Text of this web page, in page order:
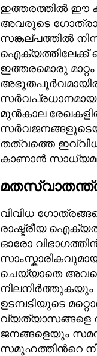
ഇത്തരത്തില്‍ ഈ
അവരുടെ
സങ്കല്പത്തില്‍
ഐക്യത്തിലേക്ക്
ഇത്തരമൊരു
മുന്‍കാല
തത്വത്തെ ഇവ്വിധം
കാണാന്‍
വിവിധ
രാഷ്ട്രീയ
ഓരോ
ചെയ്യാതെ
ഉടമ്പടിയുടെ
വ്യത്യാസങ്ങളെ
ജനങ്ങളെയും
സമൂഹത്തിന്‍റെ